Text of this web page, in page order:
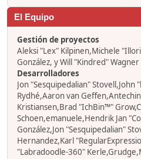
El Equipo
Gestión de proyectos
Aleksi "Lex" Kilpinen,Michele
González, y Will "Kindred" Wagner
Desarrolladores
Jon "Sesquipedalian" Stovell,John
Rydhé,Aaron van
Kristiansen,Brad "IchBin™"
Schoen,emanuele,Hendrik Jan
González,Jon "Sesquipedalian"
Hernandez,Karl
"Labradoodle-360"